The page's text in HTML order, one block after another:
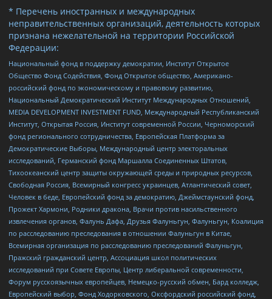
* Перечень иностранных и международных
неправительственных организаций, деятельность которых
признана нежелательной на территории Российской
Федерации:
Национальный фонд в поддержку демократии, Институт Открытое
Общество Фонд Содействия, Фонд Открытое общество, Американо-
российский фонд по экономическому и правовому развитию,
Национальный Демократический Институт Международных Отношений,
MEDIA DEVELOPMENT INVESTMENT FUND, Международный Республиканский
Институт, Открытая Россия, Институт современной России, Черноморский
фонд регионального сотрудничества, Европейская Платформа за
Демократические Выборы, Международный центр электоральных
исследований, Германский фонд Маршалла Соединенных Штатов,
Тихоокеанский центр защиты окружающей среды и природных ресурсов,
Свободная Россия, Всемирный конгресс украинцев, Атлантический совет,
Человек в беде, Европейский фонд за демократию, Джеймстаунский фонд,
Прожект Хармони, Родники дракона, Врачи против насильственного
извлечения органов, Фалунь Дафа, Друзья Фалуньгун, Фалуньгун, Коалиция
по расследованию преследования в отношении Фалуньгун в Китае,
Всемирная организация по расследованию преследований Фалуньгун,
Пражский гражданский центр, Ассоциация школ политических
исследований при Совете Европы, Центр либеральной современности,
Форум русскоязычных европейцев, Немецко-русский обмен, Бард колледж,
Европейский выбор, Фонд Ходорковского, Оксфордский российский фонд,